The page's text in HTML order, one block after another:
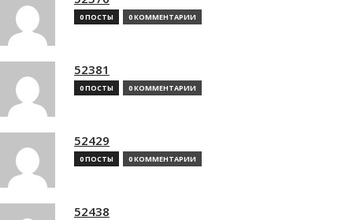
0 ПОСТЫ 0 КОММЕНТАРИИ
52381
0 ПОСТЫ 0 КОММЕНТАРИИ
52429
0 ПОСТЫ 0 КОММЕНТАРИИ
52438